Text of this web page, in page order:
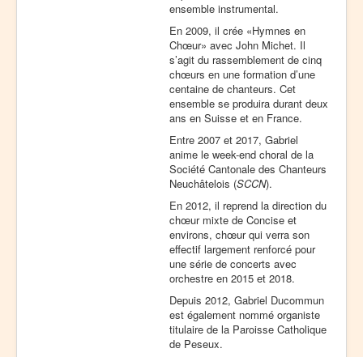
ensemble instrumental.
En 2009, il crée «Hymnes en
Chœur» avec John Michet. Il
s’agit du rassemblement de cinq
chœurs en une formation d’une
centaine de chanteurs. Cet
ensemble se produira durant deux
ans en Suisse et en France.
Entre 2007 et 2017, Gabriel
anime le week-end choral de la
Société Cantonale des Chanteurs
Neuchâtelois (SCCN).
En 2012, il reprend la direction du
chœur mixte de Concise et
environs, chœur qui verra son
effectif largement renforcé pour
une série de concerts avec
orchestre en 2015 et 2018.
Depuis 2012, Gabriel Ducommun
est également nommé organiste
titulaire de la Paroisse Catholique
de Peseux.